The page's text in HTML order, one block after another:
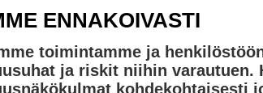
ENNAKOIVASTI
toimintamme ja
ja riskit niihin varautuen.
kohdekohtaisesti